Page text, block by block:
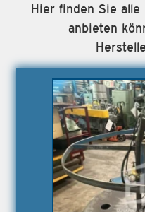
Hier finden Sie
anbieten